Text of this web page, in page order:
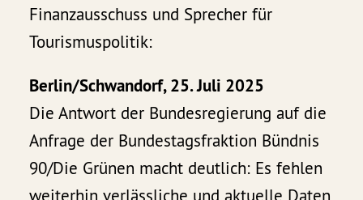
Finanzausschuss und Sprecher für
Tourismuspolitik:
Berlin/Schwandorf, 25. Juli 2025
Die Antwort der Bundesregierung auf die
Anfrage der Bundestagsfraktion Bündnis
90/Die Grünen macht deutlich: Es fehlen